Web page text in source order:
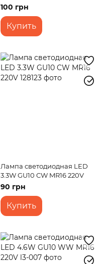
100 грн
Купить
Лампа светодиодная LED
3.3W GU10 CW MR16 220V
90 грн
Купить